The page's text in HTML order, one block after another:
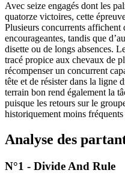
Avec seize engagés dont les
quatorze victoires, cette
Plusieurs concurrents affichent
encourageantes, tandis que
disette ou de longs absences.
tracé propice aux chevaux de
récompenser un concurrent
tête et de résister dans la ligne
terrain bon rend également la
puisque les retours sur le
historiquement moins
Analyse des
N°1 - Divide And Rule